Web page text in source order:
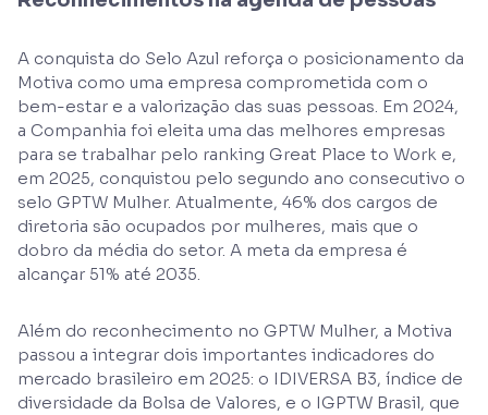
A conquista do Selo Azul reforça o posicionamento da
Motiva como uma empresa comprometida com o
bem-estar e a valorização das suas pessoas. Em 2024,
a Companhia foi eleita uma das melhores empresas
para se trabalhar pelo ranking Great Place to Work e,
em 2025, conquistou pelo segundo ano consecutivo o
selo GPTW Mulher. Atualmente, 46% dos cargos de
diretoria são ocupados por mulheres, mais que o
dobro da média do setor. A meta da empresa é
alcançar 51% até 2035.
Além do reconhecimento no GPTW Mulher, a Motiva
passou a integrar dois importantes indicadores do
mercado brasileiro em 2025: o IDIVERSA B3, índice de
diversidade da Bolsa de Valores, e o IGPTW Brasil, que